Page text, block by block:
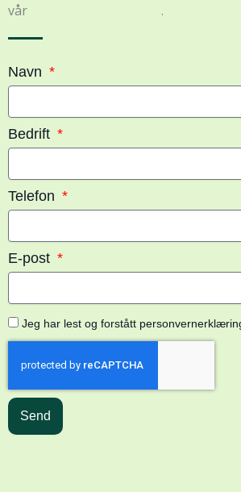
vår
.
Navn
Bedrift
Telefon
E-post
Jeg har lest og forstått
Send